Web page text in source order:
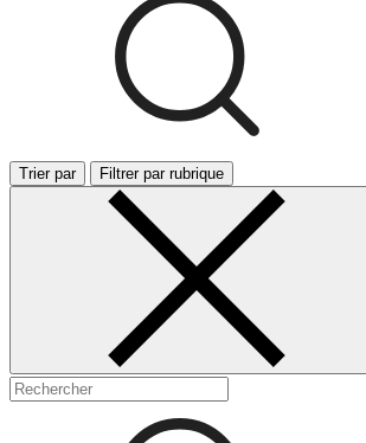
Trier par Filtrer par rubrique